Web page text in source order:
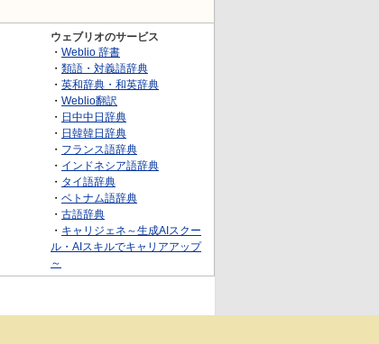
ウェブリオのサービス
・ Weblio 辞書
・ 類語・対義語辞典
・ 英和辞典・和英辞典
・ Weblio翻訳
・ 日中中日辞典
・ 日韓韓日辞典
・ フランス語辞典
・ インドネシア語辞典
・ タイ語辞典
・ ベトナム語辞典
・ 古語辞典
・ キャリジェネ～生成AIスクー
ル・AIスキルでキャリアアップ
～